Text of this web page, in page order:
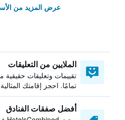
عرض المزيد من
الملايين من التعليقات
تقييمات وتعليقات حقيقية
تمامًا. احجز إقامتك
أفضل صفقات الفنادق